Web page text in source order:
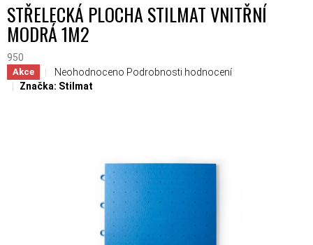
STŘELECKÁ PLOCHA STILMAT VNITŘNÍ
MODRÁ 1M2
950
Akce Průměrné hodnocení produktu je 0,0 z 5 hvězdiček.
Neohodnoceno Podrobnosti hodnocení
Značka: Stilmat